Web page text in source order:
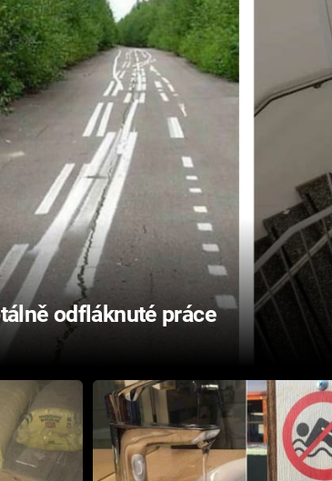
odfláknuté práce